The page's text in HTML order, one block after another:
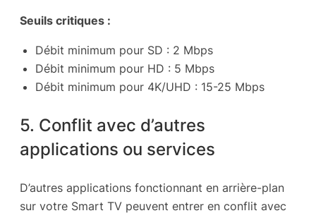
Seuils critiques :
Débit minimum pour SD : 2 Mbps
Débit minimum pour HD : 5 Mbps
Débit minimum pour 4K/UHD : 15-25 Mbps
5. Conflit avec d’autres
applications ou services
D’autres applications fonctionnant en arrière-plan
sur votre Smart TV peuvent entrer en conflit avec